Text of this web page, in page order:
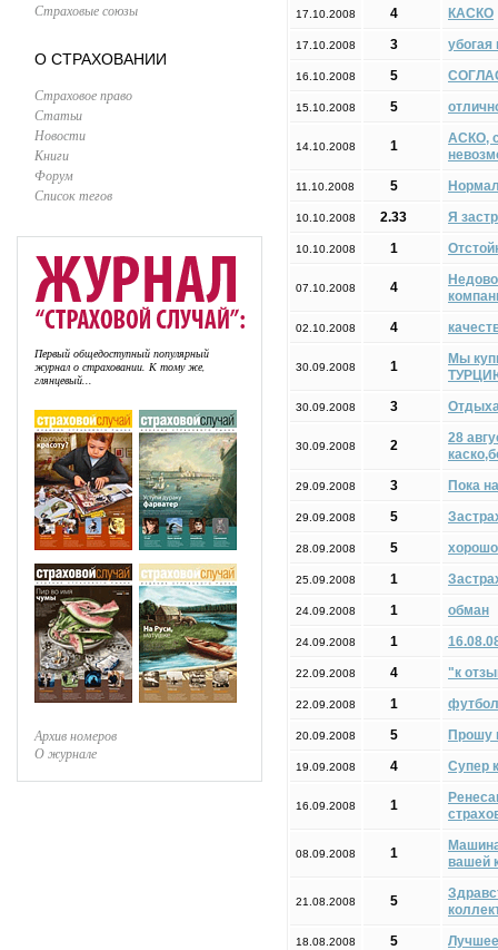
Страховые союзы
О СТРАХОВАНИИ
Страховое право
Статьи
Новости
Книги
Форум
Список тегов
Первый общедоступный популярный
журнал о страховании. К тому же,
глянцевый...
Архив номеров
О журнале
17.10.2008 4 КАСКО
17.10.2008 3 убогая
16.10.2008 5
15.10.2008 5
14.10.2008 1
АСКО,
11.10.2008 5
10.10.2008 2.33 Я
10.10.2008 1
07.10.2008 4
02.10.2008 4
30.09.2008 1
Мы
30.09.2008 3
30.09.2008 2
28
29.09.2008 3 Пока
29.09.2008 5
28.09.2008 5 хорошо
25.09.2008 1
24.09.2008 1 обман
24.09.2008 1
22.09.2008 4 "к
22.09.2008 1 футбол
20.09.2008 5 Прошу
19.09.2008 4 Супер
16.09.2008 1
08.09.2008 1
вашей
21.08.2008 5
18.08.2008 5